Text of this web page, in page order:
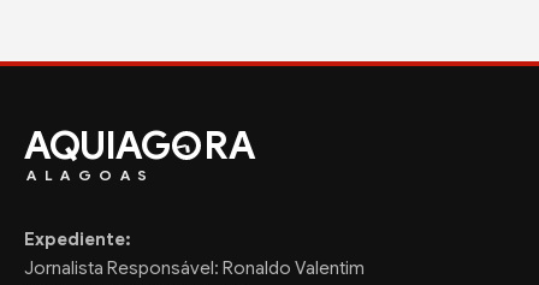
AQUIAG RA
ALAGOAS
Expediente:
Jornalista Responsável: Ronaldo Valentim